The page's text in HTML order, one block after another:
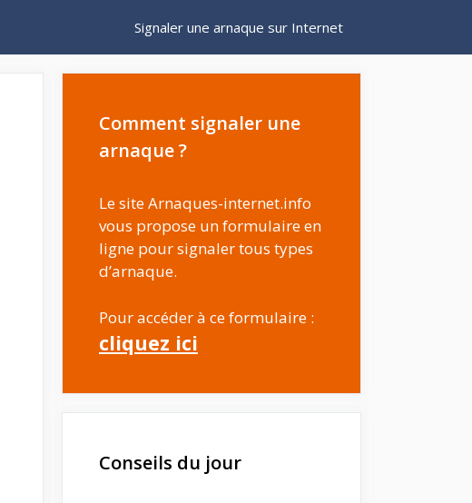
Signaler une arnaque sur Internet
Comment signaler une
arnaque ?
Le site Arnaques-internet.info
vous propose un formulaire en
ligne pour signaler tous types
d’arnaque.
Pour accéder à ce formulaire :
cliquez ici
Conseils du jour